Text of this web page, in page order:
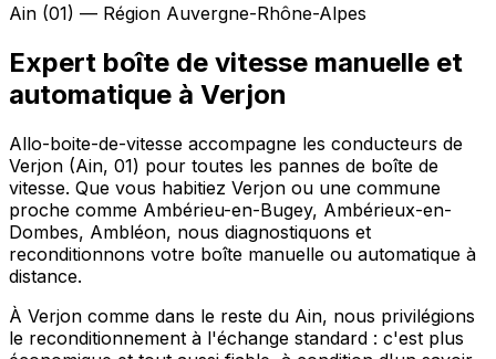
Ain (01) — Région Auvergne-Rhône-Alpes
Expert boîte de vitesse manuelle et
automatique à Verjon
Allo-boite-de-vitesse accompagne les conducteurs de
Verjon (Ain, 01) pour toutes les pannes de boîte de
vitesse. Que vous habitiez Verjon ou une commune
proche comme Ambérieu-en-Bugey, Ambérieux-en-
Dombes, Ambléon, nous diagnostiquons et
reconditionnons votre boîte manuelle ou automatique à
distance.
À Verjon comme dans le reste du Ain, nous privilégions
le reconditionnement à l'échange standard : c'est plus